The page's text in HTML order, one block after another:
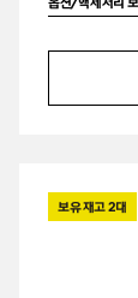
보유 재고2대